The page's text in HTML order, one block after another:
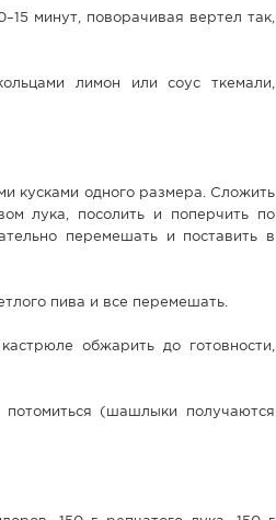
минут, поворачивая вертел так,
лимон или соус ткемали,
кусками одного размера. Сложить
лука, посолить и поперчить по
перемешать и поставить в
пива и все перемешать.
обжарить до готовности,
(шашлыки получаются